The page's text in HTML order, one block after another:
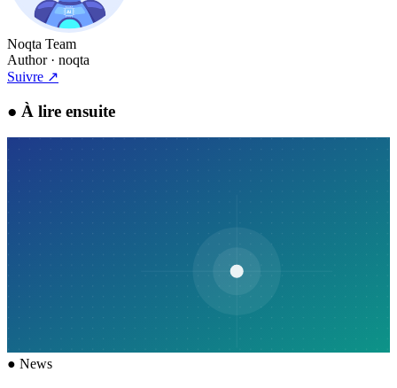
Noqta Team
Author· noqta
Suivre ↗
● À lire ensuite
● News